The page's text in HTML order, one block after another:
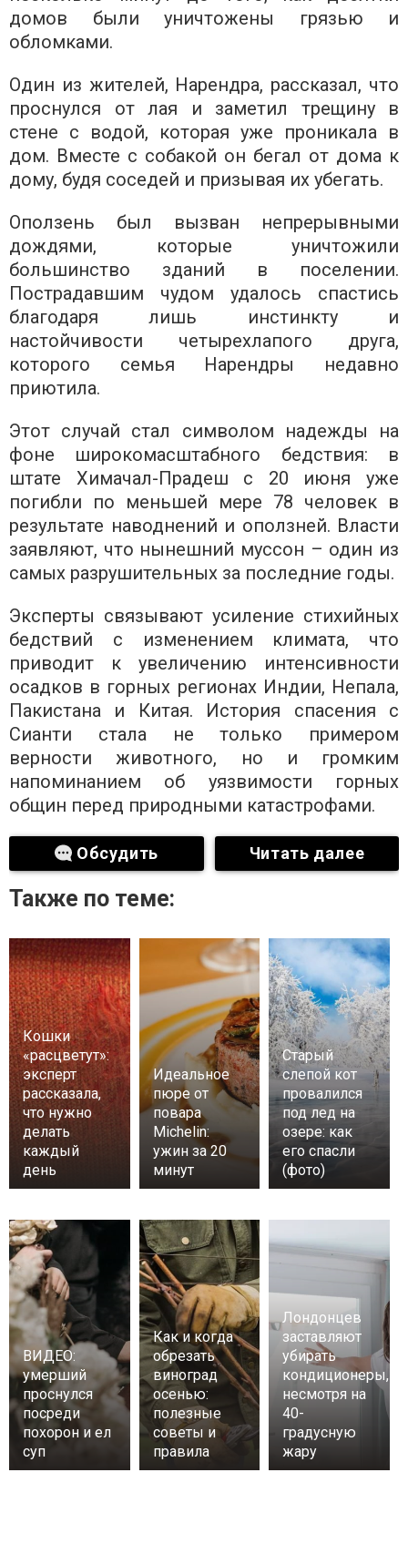
домов были уничтожены грязью и
обломками.
Один из жителей, Нарендра, рассказал, что
проснулся от лая и заметил трещину в
стене с водой, которая уже проникала в
дом. Вместе с собакой он бегал от дома к
дому, будя соседей и призывая их убегать.
Оползень был вызван непрерывными
дождями, которые уничтожили
большинство зданий в поселении.
Пострадавшим чудом удалось спастись
благодаря лишь инстинкту и
настойчивости четырехлапого друга,
которого семья Нарендры недавно
приютила.
Этот случай стал символом надежды на
фоне широкомасштабного бедствия: в
штате Химачал-Прадеш с 20 июня уже
погибли по меньшей мере 78 человек в
результате наводнений и оползней. Власти
заявляют, что нынешний муссон – один из
самых разрушительных за последние годы.
Эксперты связывают усиление стихийных
бедствий с изменением климата, что
приводит к увеличению интенсивности
осадков в горных регионах Индии, Непала,
Пакистана и Китая. История спасения с
Сианти стала не только примером
верности животного, но и громким
напоминанием об уязвимости горных
общин перед природными катастрофами.
Обсудить Читать далее
Также по теме:
Кошки
«расцветут»:
эксперт
рассказала,
что нужно
делать
каждый
день
Идеальное
пюре от
повара
Michelin:
ужин за 20
минут
Старый
слепой кот
провалился
под лед на
озере: как
его спасли
(фото)
ВИДЕО:
умерший
проснулся
посреди
похорон и ел
суп
Как и когда
обрезать
виноград
осенью:
полезные
советы и
правила
Лондонцев
заставляют
убирать
кондиционеры,
несмотря на
40-
градусную
жару